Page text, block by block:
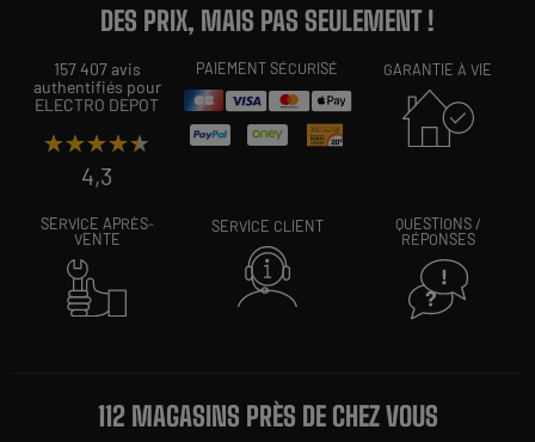
DES PRIX, MAIS PAS SEULEMENT !
157 407 avis
authentifiés pour
ELECTRO DEPOT
★★★★★
★★★★★
4,3
PAIEMENT SÉCURISÉ GARANTIE À VIE
SERVICE APRÈS-
VENTE
SERVICE CLIENT
QUESTIONS /
RÉPONSES
112 MAGASINS PRÈS DE CHEZ VOUS